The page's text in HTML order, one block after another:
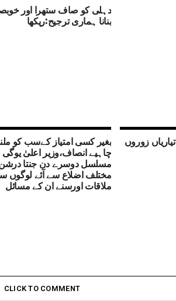
دہلی کو صاف ستھرا اور
بنانا ہماری ترجیح:ریکھا
زوروں بغیر کسی امتیاز کےسب کو
چاہیے انصاف،وزیر اعلیٰ یوگی
مسلسل دوسرے دن جنتا
مختلف اضلاع سے آئے لوگوں
ملاقات اورسنے ان کے مسائل
CLICK TO COMMENT